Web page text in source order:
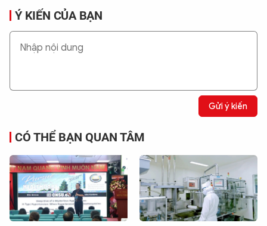
Ý KIẾN CỦA BẠN
Gửi ý kiến
CÓ THỂ BẠN QUAN TÂM